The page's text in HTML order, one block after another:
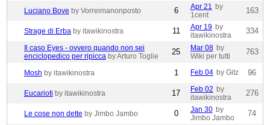
Luciano Bove by Vorreimanonposto 6 Apr 21 by
1cent
163
Strage di Erba by itawikinostra 11 Apr 19 by
itawikinostra
334
Il caso Eyes - ovvero quando non sei
enciclopedico per ripicca by Arturo Toglie 25 Mar 08 by
Wiki per tutti
763
Mosh by itawikinostra 1 Feb 04 by Gitz 96
Eucarioti by itawikinostra 17 Feb 02 by
itawikinostra
276
Le cose non dette by Jimbo Jambo 0 Jan 30 by
Jimbo Jambo
74